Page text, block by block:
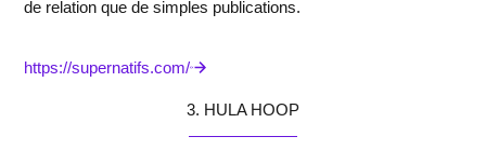
de relation que de simples publications.
https://supernatifs.com/
3. HULA HOOP